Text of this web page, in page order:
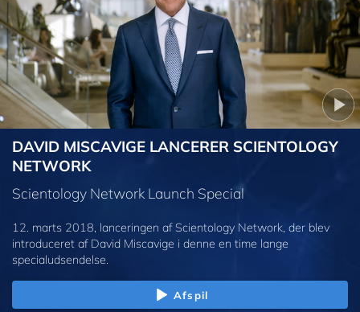
DAVID MISCAVIGE LANCERER SCIENTOLOGY
NETWORK
Scientology Network Launch Special
12. marts 2018, lanceringen af Scientology Network, der blev
introduceret af David Miscavige i denne en time lange
specialudsendelse.
Afspil